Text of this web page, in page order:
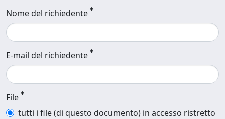
Nome del richiedente
E-mail del richiedente
File
tutti i file (di questo documento) in accesso ristretto